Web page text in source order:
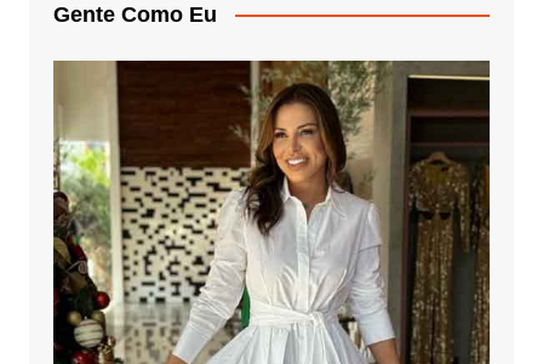
Gente Como Eu